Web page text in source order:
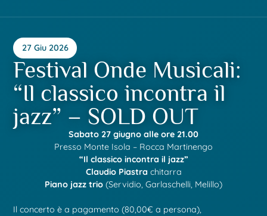
27 Giu 2026
Festival Onde Musicali:
“Il classico incontra il
jazz” – SOLD OUT
Sabato 27 giugno alle ore 21.00
Presso Monte Isola – Rocca Martinengo
“Il classico incontra il jazz”
Claudio Piastra chitarra
Piano jazz trio (Servidio, Garlaschelli, Melillo)
Il concerto è a pagamento (80,00€ a persona),